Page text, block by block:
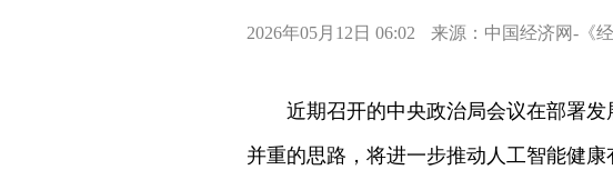
2026年05月12日 06:02 来源：中国经济网-《经
近期召开的中央政治局会议在部署
并重的思路，将进一步推动人工智能健康